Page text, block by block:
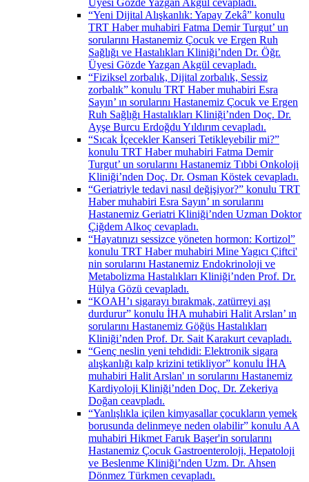
“Yeni Dijital Alışkanlık: Yapay Zekâ” konulu
TRT Haber muhabiri Fatma Demir Turgut’ un
sorularını Hastanemiz Çocuk ve Ergen Ruh
Sağlığı ve Hastalıkları Kliniği’nden Dr. Öğr.
Üyesi Gözde Yazgan Akgül cevapladı.
“Fiziksel zorbalık, Dijital zorbalık, Sessiz
zorbalık” konulu TRT Haber muhabiri Esra
Sayın’ ın sorularını Hastanemiz Çocuk ve Ergen
Ruh Sağlığı Hastalıkları Kliniği’nden Doç. Dr.
Ayşe Burcu Erdoğdu Yıldırım cevapladı.
“Sıcak İçecekler Kanseri Tetikleyebilir mi?”
konulu TRT Haber muhabiri Fatma Demir
Turgut’ un sorularını Hastanemiz Tıbbi Onkoloji
Kliniği’nden Doç. Dr. Osman Köstek cevapladı.
“Geriatriyle tedavi nasıl değişiyor?” konulu TRT
Haber muhabiri Esra Sayın’ ın sorularını
Hastanemiz Geriatri Kliniği’nden Uzman Doktor
Çiğdem Alkoç cevapladı.
“Hayatınızı sessizce yöneten hormon: Kortizol”
konulu TRT Haber muhabiri Mine Yagıcı Çiftci'
nin sorularını Hastanemiz Endokrinoloji ve
Metabolizma Hastalıkları Kliniği’nden Prof. Dr.
Hülya Gözü cevapladı.
“KOAH’ı sigarayı bırakmak, zatürreyi aşı
durdurur” konulu İHA muhabiri Halit Arslan’ ın
sorularını Hastanemiz Göğüs Hastalıkları
Kliniği’nden Prof. Dr. Sait Karakurt cevapladı.
“Genç neslin yeni tehdidi: Elektronik sigara
alışkanlığı kalp krizini tetikliyor” konulu İHA
muhabiri Halit Arslan' ın sorularını Hastanemiz
Kardiyoloji Kliniği’nden Doç. Dr. Zekeriya
Doğan ceavpladı.
“Yanlışlıkla içilen kimyasallar çocukların yemek
borusunda delinmeye neden olabilir” konulu AA
muhabiri Hikmet Faruk Başer'in sorularını
Hastanemiz Çocuk Gastroenteroloji, Hepatoloji
ve Beslenme Kliniği’nden Uzm. Dr. Ahsen
Dönmez Türkmen cevapladı.